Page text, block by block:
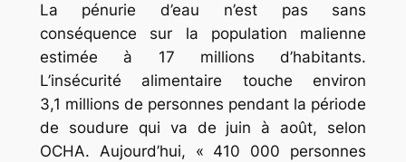
La pénurie d’eau n’est pas sans
conséquence sur la population malienne
estimée à 17 millions d’habitants.
L’insécurité alimentaire touche environ
3,1 millions de personnes pendant la période
de soudure qui va de juin à août, selon
OCHA. Aujourd’hui, « 410 000 personnes